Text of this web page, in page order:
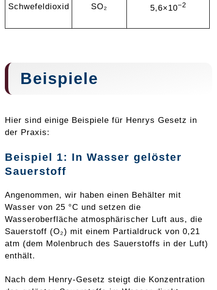
Schwefeldioxid SO₂ 5,6×10−2
Beispiele
Hier sind einige Beispiele für Henrys Gesetz in
der Praxis:
Beispiel 1: In Wasser gelöster
Sauerstoff
Angenommen, wir haben einen Behälter mit
Wasser von 25 °C und setzen die
Wasseroberfläche atmosphärischer Luft aus, die
Sauerstoff (O₂) mit einem Partialdruck von 0,21
atm (dem Molenbruch des Sauerstoffs in der Luft)
enthält.
Nach dem Henry-Gesetz steigt die Konzentration